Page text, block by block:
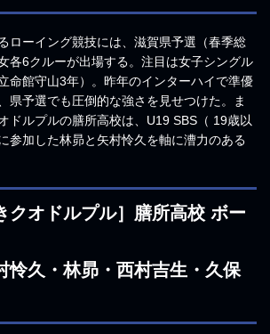
ローイング競技には、滋賀県予選（春季総
各6クルーが出場する。注目は女子シングル
命館守山3年）。昨年のインターハイで準優
県予選でも圧倒的な強さを見せつけた。ま
ドルプルの膳所高校は、U19 SBS（ 19歳以
参加した林昴と矢村怜久を軸に漕力のある
クオドルプル］ 膳所高校 ボー
怜久・林昴・西村吉生・久保